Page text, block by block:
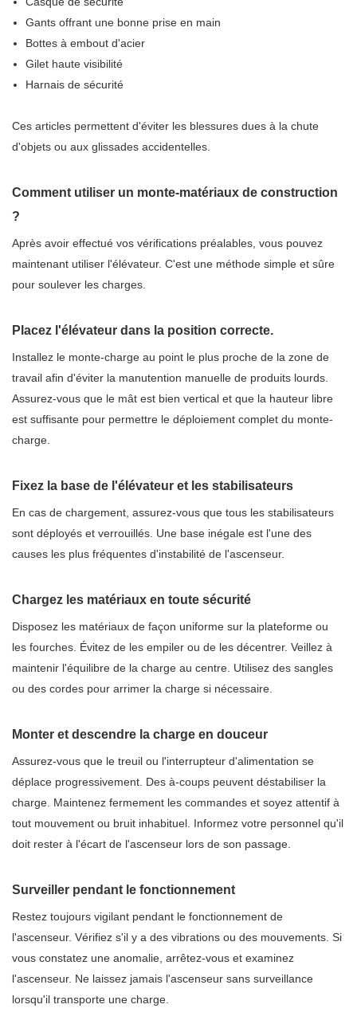
Gants offrant une bonne prise en main
Bottes à embout d'acier
Gilet haute visibilité
Harnais de sécurité
Ces articles permettent d'éviter les blessures dues à la chute
d'objets ou aux glissades accidentelles.
Comment utiliser un monte-matériaux de construction
?
Après avoir effectué vos vérifications préalables, vous pouvez
maintenant utiliser l'élévateur. C'est une méthode simple et sûre
pour soulever les charges.
Placez l'élévateur dans la position correcte.
Installez le monte-charge au point le plus proche de la zone de
travail afin d'éviter la manutention manuelle de produits lourds.
Assurez-vous que le mât est bien vertical et que la hauteur libre
est suffisante pour permettre le déploiement complet du monte-
charge.
Fixez la base de l'élévateur et les stabilisateurs
En cas de chargement, assurez-vous que tous les stabilisateurs
sont déployés et verrouillés. Une base inégale est l'une des
causes les plus fréquentes d'instabilité de l'ascenseur.
Chargez les matériaux en toute sécurité
Disposez les matériaux de façon uniforme sur la plateforme ou
les fourches. Évitez de les empiler ou de les décentrer. Veillez à
maintenir l'équilibre de la charge au centre. Utilisez des sangles
ou des cordes pour arrimer la charge si nécessaire.
Monter et descendre la charge en douceur
Assurez-vous que le treuil ou l'interrupteur d'alimentation se
déplace progressivement. Des à-coups peuvent déstabiliser la
charge. Maintenez fermement les commandes et soyez attentif à
tout mouvement ou bruit inhabituel. Informez votre personnel qu'il
doit rester à l'écart de l'ascenseur lors de son passage.
Surveiller pendant le fonctionnement
Restez toujours vigilant pendant le fonctionnement de
l'ascenseur. Vérifiez s'il y a des vibrations ou des mouvements. Si
vous constatez une anomalie, arrêtez-vous et examinez
l'ascenseur. Ne laissez jamais l'ascenseur sans surveillance
lorsqu'il transporte une charge.